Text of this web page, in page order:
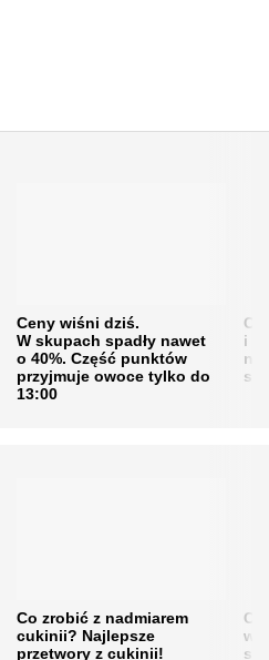
Ceny wiśni dziś.
W skupach spadły nawet
o 40%. Część punktów
przyjmuje owoce tylko do
13:00
i
Co zrobić z nadmiarem
cukinii? Najlepsze
przetwory z cukinii!
w